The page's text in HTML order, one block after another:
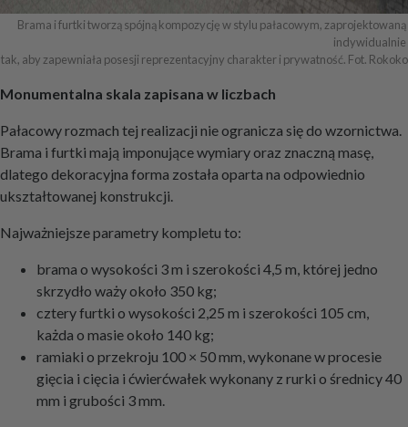
Brama i furtki tworzą spójną kompozycję w stylu pałacowym, zaprojektowaną
indywidualnie
tak, aby zapewniała posesji reprezentacyjny charakter i prywatność. Fot. Rokoko
Monumentalna skala zapisana w liczbach
Pałacowy rozmach tej realizacji nie ogranicza się do wzornictwa.
Brama i furtki mają imponujące wymiary oraz znaczną masę,
dlatego dekoracyjna forma została oparta na odpowiednio
ukształtowanej konstrukcji.
Najważniejsze parametry kompletu to:
brama o wysokości 3 m i szerokości 4,5 m, której jedno
skrzydło waży około 350 kg;
cztery furtki o wysokości 2,25 m i szerokości 105 cm,
każda o masie około 140 kg;
ramiaki o przekroju 100 × 50 mm, wykonane w procesie
gięcia i cięcia i ćwierćwałek wykonany z rurki o średnicy 40
mm i grubości 3 mm.